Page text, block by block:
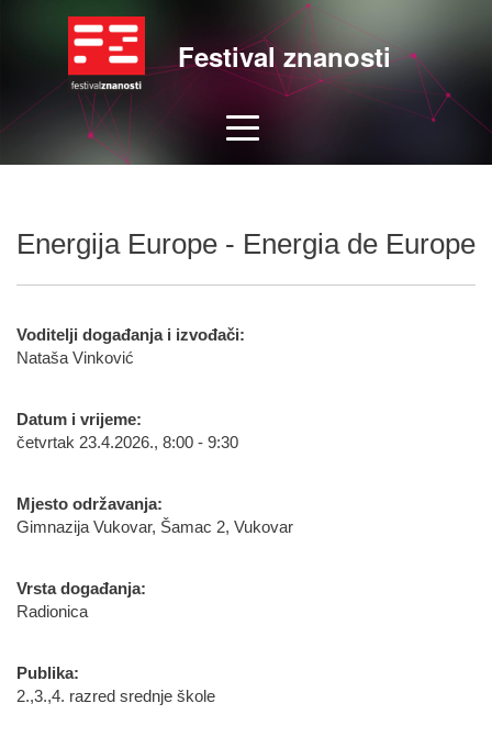
Festival znanosti
Energija Europe - Energia de Europe
Voditelji događanja i izvođači:
Nataša Vinković
Datum i vrijeme:
četvrtak 23.4.2026., 8:00 - 9:30
Mjesto održavanja:
Gimnazija Vukovar, Šamac 2, Vukovar
Vrsta događanja:
Radionica
Publika:
2.,3.,4. razred srednje škole